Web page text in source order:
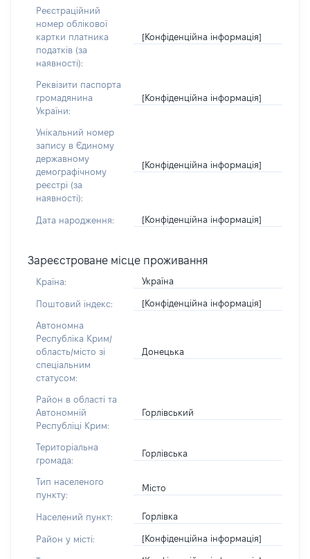
Реєстраційний
номер облікової
картки платника
податків (за
наявності):
[Конфіденційна інформація]
Реквізити паспорта
громадянина
України:
[Конфіденційна інформація]
Унікальний номер
запису в Єдиному
державному
демографічному
реєстрі (за
наявності):
[Конфіденційна інформація]
Дата народження: [Конфіденційна інформація]
Зареєстроване місце проживання
Країна: Україна
Поштовий індекс: [Конфіденційна інформація]
Автономна
Республіка Крим/
область/місто зі
спеціальним
статусом:
Донецька
Район в області та
Автономній
Республіці Крим:
Горлівський
Територіальна
громада:
Горлівська
Тип населеного
пункту:
Місто
Населений пункт: Горлівка
Район у місті: [Конфіденційна інформація]